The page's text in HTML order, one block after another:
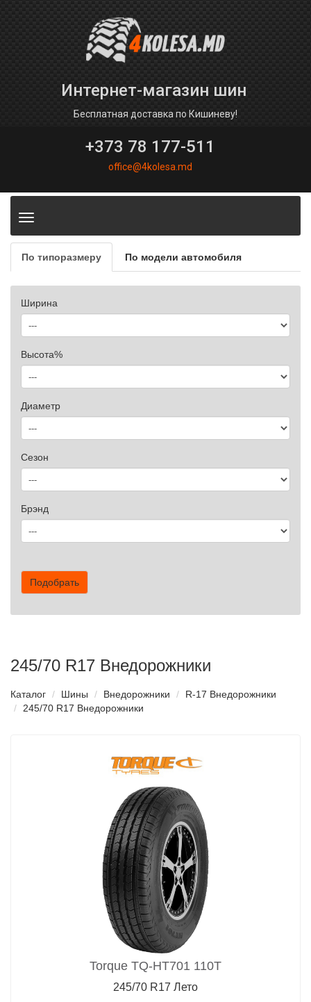
Интернет-магазин шин
Бесплатная доставка по Кишиневу!
+373 78 177-511
office@4kolesa.md
Toggle
По типоразмеру По модели автомобиля
Ширина
Высота%
Диаметр
Сезон
Брэнд
Подобрать
245/70 R17 Внедорожники
Каталог Шины Внедорожники
R-17 Внедорожники
245/70 R17 Внедорожники
Torque TQ-HT701 110T
245/70 R17 Лето